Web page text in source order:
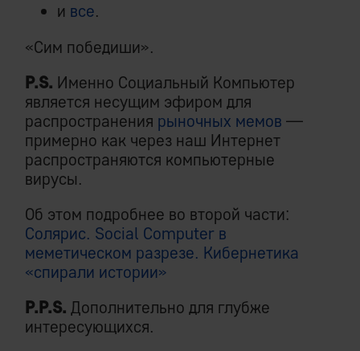
и все.
«Сим победиши».
P.S. Именно Социальный Компьютер
является несущим эфиром для
распространения рыночных мемов —
примерно как через наш Интернет
распространяются компьютерные
вирусы.
Об этом подробнее во второй части:
Солярис. Social Computer в
меметическом разрезе. Кибернетика
«спирали истории»
P.P.S. Дополнительно для глубже
интересующихся.